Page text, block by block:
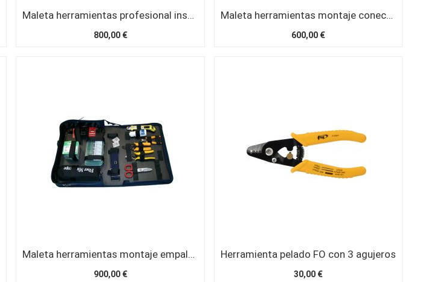
Maleta herramientas profesional instalaciones FO
800,00 €
Maleta herramientas montaje conectores pegamento con fungibles 300 conectores
600,00 €
Maleta herramientas montaje empalmes mecánicos Fibrlock sin cortadora
900,00 €
Herramienta pelado FO con 3 agujeros
30,00 €